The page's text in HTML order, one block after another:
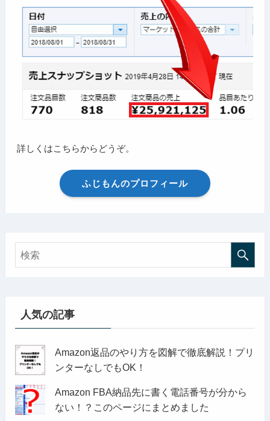
詳しくはこちらからどうぞ。
ふじもんのプロフィール
人気の記事
Amazon返品のやり方を図解で徹底解説！プリ
ンターなしでもOK！
Amazon FBA納品先に書く電話番号が分から
ない！？このページにまとめました